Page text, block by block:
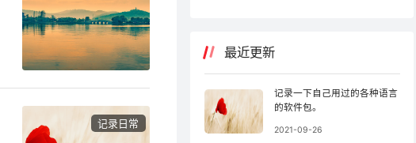
记录日常
t_author) { ?>
最近更新
记录一下自己用过的各种语言
的软件包。
2021-09-26